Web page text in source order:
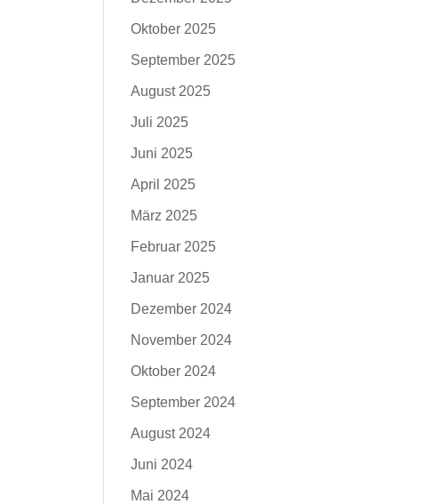
Oktober 2025
September 2025
August 2025
Juli 2025
Juni 2025
April 2025
März 2025
Februar 2025
Januar 2025
Dezember 2024
November 2024
Oktober 2024
September 2024
August 2024
Juni 2024
Mai 2024